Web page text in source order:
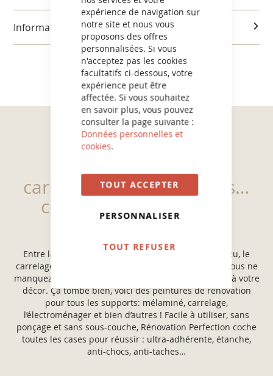
expérience de navigation sur
notre site et nous vous
proposons des offres
personnalisées. Si vous
n'acceptez pas les cookies
facultatifs ci-dessous, votre
expérience peut être
affectée. Si vous souhaitez
en savoir plus, vous pouvez
consulter la page suivante :
Données personnelles et
cookies.
TOUT ACCEPTER
PERSONNALISER
TOUT REFUSER
Informations réglementaires
Repeindre meubles,
carrelage, sanitaires, sols…
changez tout sans rien
changer
Entre la cuisine démodée, la salle de bain qui a vécu, le
carrelage un peu trop vintage et les escaliers usés, vous ne
manquez pas d’idées pour donner un coup de jeune à votre
décor. Ça tombe bien, voici des peintures de rénovation
pour tous les supports: mélaminé, carrelage,
l’électroménager et bien d’autres ! Facile à utiliser, sans
ponçage et sans sous-couche, Rénovation Perfection coche
toutes les cases pour réussir : ultra-adhérente, étanche,
anti-chocs, anti-taches…